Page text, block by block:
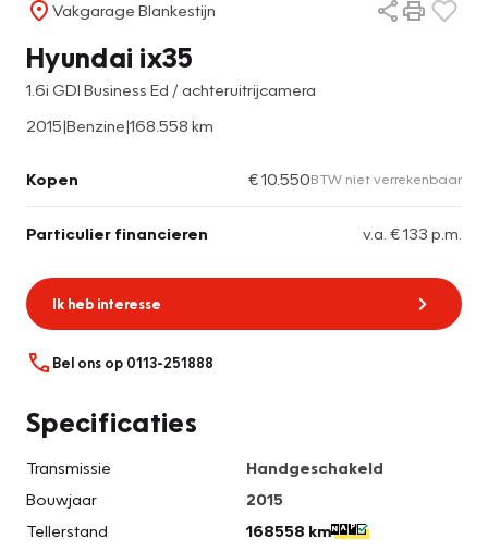
Vakgarage Blankestijn
Hyundai ix35
1.6i GDI Business Ed / achteruitrijcamera
2015|Benzine|168.558 km
Kopen € 10.550BTW niet verrekenbaar
Particulier financieren v.a. € 133 p.m.
Ik heb interesse
Bel ons op 0113-251888
Specificaties
Transmissie
Handgeschakeld
Bouwjaar
2015
Tellerstand
168558 km